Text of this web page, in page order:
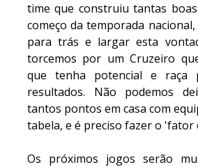
time que construiu tantas
começo da temporada
para trás e largar esta
torcemos por um Cruzeiro
que tenha potencial e raça
resultados. Não podemos
tantos pontos em casa com
tabela, e é preciso fazer o 'fator
Os próximos jogos serão